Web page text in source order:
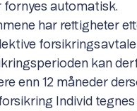
fornyes automatisk.
har rettigheter
kan
enn 12 måneder
Individ tegnes